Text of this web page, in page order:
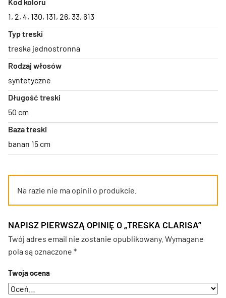
1, 2, 4, 130, 131, 26, 33, 613
Typ treski
treska jednostronna
Rodzaj włosów
syntetyczne
Długość treski
50 cm
Baza treski
banan 15 cm
Na razie nie ma opinii o produkcie.
NAPISZ PIERWSZĄ OPINIĘ O „TRESKA CLARISA”
Twój adres email nie zostanie opublikowany. Wymagane
pola są oznaczone *
Twoja ocena